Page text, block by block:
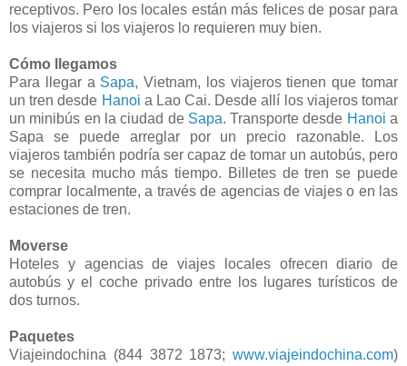
receptivos. Pero los locales están más felices de posar para
los viajeros si los viajeros lo requieren muy bien.
Cómo llegamos
Para llegar a Sapa, Vietnam, los viajeros tienen que tomar
un tren desde Hanoi a Lao Cai. Desde allí los viajeros tomar
un minibús en la ciudad de Sapa. Transporte desde Hanoi a
Sapa se puede arreglar por un precio razonable. Los
viajeros también podría ser capaz de tomar un autobús, pero
se necesita mucho más tiempo. Billetes de tren se puede
comprar localmente, a través de agencias de viajes o en las
estaciones de tren.
Moverse
Hoteles y agencias de viajes locales ofrecen diario de
autobús y el coche privado entre los lugares turísticos de
dos turnos.
Paquetes
Viajeindochina (844 3872 1873; www.viajeindochina.com)